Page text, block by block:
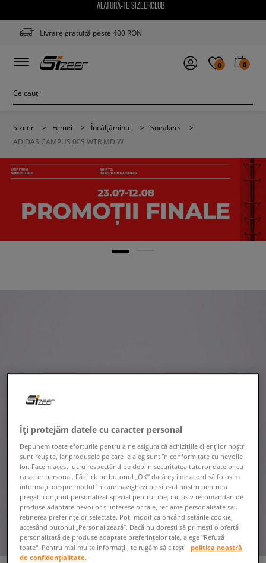
ALĂTURĂ-TE SIZEERCLUB
Livrare gratuită peste 400 RON
0 0
Sizeer > Femei > Încălțăminte > Sneakers
>
ADIDAS CAMPUS 00S WTR MD W
Îți protejăm datele cu caracter personal
Depunem toate eforturile pentru a ne asigura că achizițiile clienților noștri
sunt reușite, iar produsele pe care le aleg sunt în conformitate cu nevoile
lor. Facem acest lucru respectând pe deplin securitatea tuturor datelor cu
caracter personal. Fă click pe butonul „OK” dacă ești de acord să folosim
informații despre modul în care navighezi pe site-ul nostru pentru a
pregăti conținut personalizat special pentru tine, inclusiv recomandări de
produse adaptate nevoilor și intereselor tale, reclame personalizate sau
reținerea preferințelor selectate. Poți modifica oricând setările cookie,
accesând butonul „Personalizează”. Dacă nu dorești să primești o ofertă
personalizată de produse adaptate preferințelor tale, alege "Refuză
toate". Pentru mai multe informații, te rugăm să citești
politica noastră
de confidențialitate.